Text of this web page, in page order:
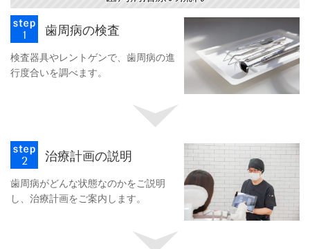
歯周病の検査
検査器具やレントゲンで、歯周病の進
行度合いを調べます。
治療計画の説明
歯周病がどんな状態なのかをご説明
し、治療計画をご案内します。